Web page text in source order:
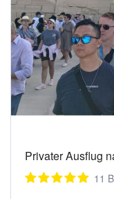
Privater Ausflug
11